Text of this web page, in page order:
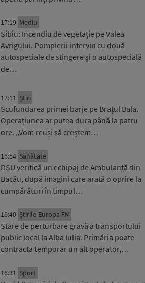
17:19 Mediu
Sibiu: Incendiu de vegetație pe Valea
Avrigului. Pompierii intervin cu două
autospeciale de stingere și o autospecială
de…
17:11 Știri
Scufundarea primei barje pe Brațul Bala.
Operațiunea ar putea dura până la patru
ore. „Vom reuși să creștem…
16:54 Sănătate
DSU verifică un echipaj de Ambulanță din
Bacău, după imagini care arată o oprire la
cumpărături în timpul…
16:40 Știrile Europa FM
Stare de perturbare gravă a transportului
public local la Alba Iulia. Primăria poate
contracta temporar un alt operator,…
16:31 Sport